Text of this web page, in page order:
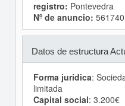
registro: Pontevedra
Nº de anuncio: 561740
Datos de estructura
Forma jurídica:
limitada
Capital social: 3.200€